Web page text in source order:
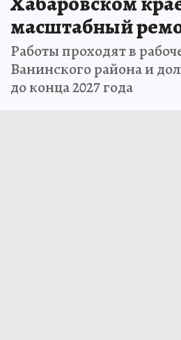
Детская школа
Хабаровском
масштабный
Работы проходят в
Ванинского района и